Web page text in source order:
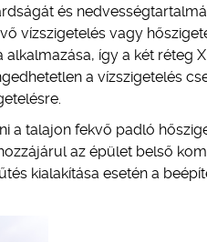
és
vízszigetelés vagy
így a két réteg
a vízszigetelés
talajon fekvő padló
az épület belső
kialakítása esetén a